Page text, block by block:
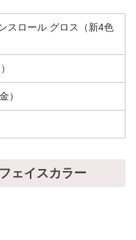
スロール グロス（新4色
）
ェイスカラー